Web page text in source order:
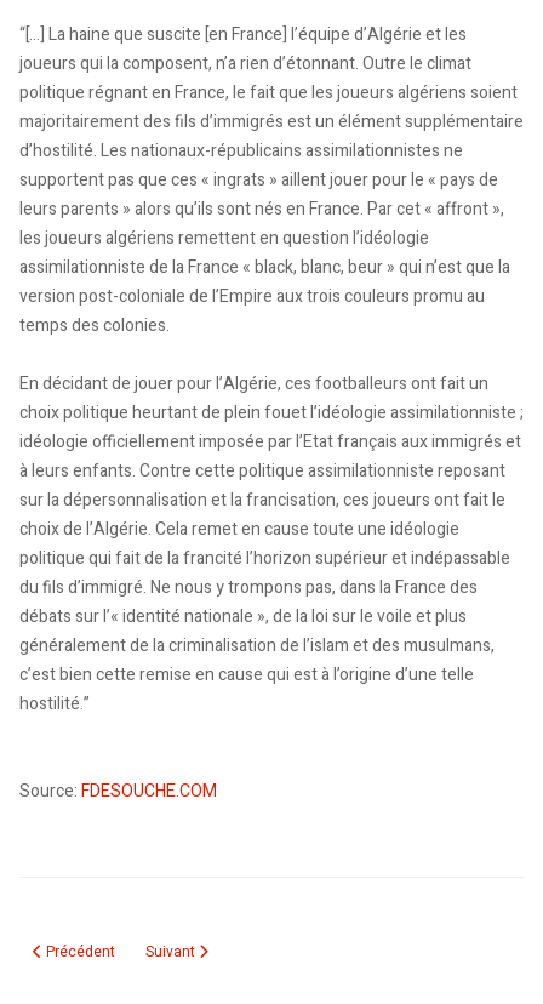
“[...] La haine que suscite [en France] l’équipe d’Algérie et les
joueurs qui la composent, n’a rien d’étonnant. Outre le climat
politique régnant en France, le fait que les joueurs algériens soient
majoritairement des fils d’immigrés est un élément supplémentaire
d’hostilité. Les nationaux-républicains assimilationnistes ne
supportent pas que ces « ingrats » aillent jouer pour le « pays de
leurs parents » alors qu’ils sont nés en France. Par cet « affront »,
les joueurs algériens remettent en question l’idéologie
assimilationniste de la France « black, blanc, beur » qui n’est que la
version post-coloniale de l’Empire aux trois couleurs promu au
temps des colonies.
En décidant de jouer pour l’Algérie, ces footballeurs ont fait un
choix politique heurtant de plein fouet l’idéologie assimilationniste ;
idéologie officiellement imposée par l’Etat français aux immigrés et
à leurs enfants. Contre cette politique assimilationniste reposant
sur la dépersonnalisation et la francisation, ces joueurs ont fait le
choix de l’Algérie. Cela remet en cause toute une idéologie
politique qui fait de la francité l’horizon supérieur et indépassable
du fils d’immigré. Ne nous y trompons pas, dans la France des
débats sur l’« identité nationale », de la loi sur le voile et plus
généralement de la criminalisation de l’islam et des musulmans,
c’est bien cette remise en cause qui est à l’origine d’une telle
hostilité.”
Source:FDESOUCHE.COM
Article précédent : Saâdane : "Sur une bonne dynamique"
Précédent Article suivant : Algérie : Cherche but désespérément !
Suivant